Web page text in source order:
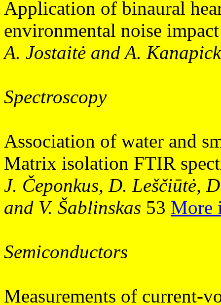
Application of binaural
environmental noise impact
A. Jostaitė and A.
Spectroscopy
Association of water and
Matrix isolation FTIR
J. Čeponkus, D. Leščiūtė,
and V. Šablinskas 53 More
Semiconductors
Measurements of current-